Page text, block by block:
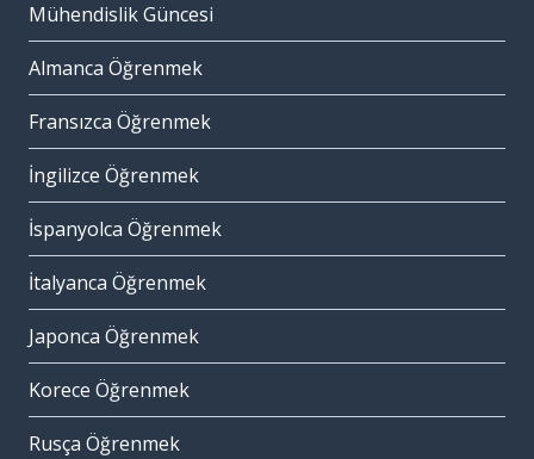
Mühendislik Güncesi
Almanca Öğrenmek
Fransızca Öğrenmek
İngilizce Öğrenmek
İspanyolca Öğrenmek
İtalyanca Öğrenmek
Japonca Öğrenmek
Korece Öğrenmek
Rusça Öğrenmek